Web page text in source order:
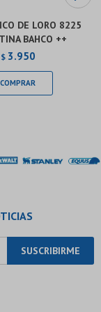
DE LORO 8225
BAHCO ++
$ 3.950
SUSCRIBIRME